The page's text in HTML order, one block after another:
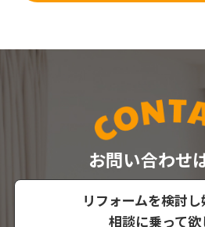
お問い合わせ
リフォームを検討
相談に乗って欲